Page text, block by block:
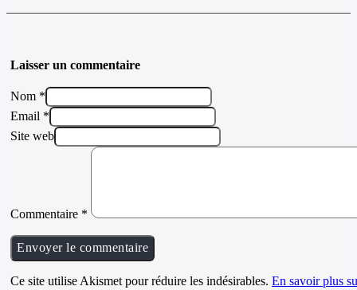
Laisser un commentaire
Nom *
Email *
Site web
Commentaire *
Ce site utilise Akismet pour réduire les indésirables. En savoir plus